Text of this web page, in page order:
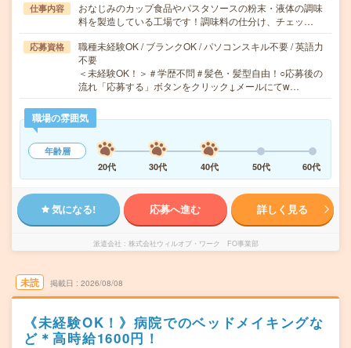
仕事内容
おなじみのカップ食品やパスタソースの粉末・液体の調味
料を製造している工場です！調味料の仕分け、チェッ…
応募資格
職種未経験OK / ブランクOK / パソコンスキル不要 / 英語力
不要
＜未経験OK！＞＃学歴不問＃髪色・髪型自由！○応募後の
流れ「応募する」ボタンをクリック↓メールにてw…
職場の雰囲気
年齢層
20代
30代 40代 50代 60代
気になる! 応募へ進む 詳しく見る
派遣会社 株式会社ウィルオブ・ワーク FO事業部
未読 掲載日 2026/08/08
《未経験OK！》病院でのベッドメイキングな
ど＊高時給1600円！